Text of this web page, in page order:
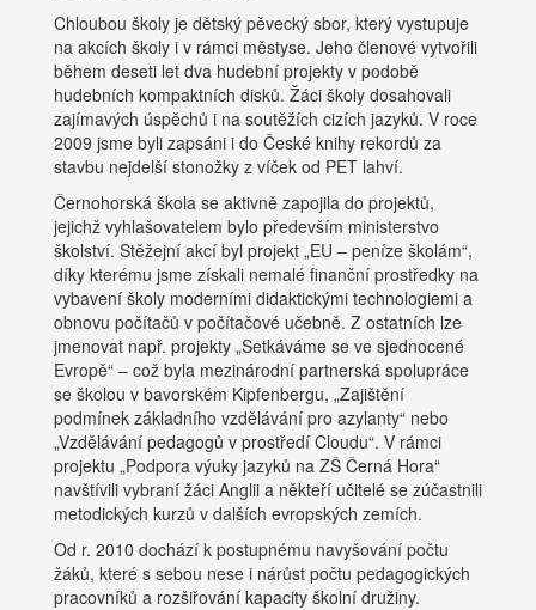
Chloubou školy je dětský pěvecký sbor, který vystupuje
na akcích školy i v rámci městyse. Jeho členové vytvořili
během deseti let dva hudební projekty v podobě
hudebních kompaktních disků. Žáci školy dosahovali
zajímavých úspěchů i na soutěžích cizích jazyků. V roce
2009 jsme byli zapsáni i do České knihy rekordů za
stavbu nejdelší stonožky z víček od PET lahví.
Černohorská škola se aktivně zapojila do projektů,
jejichž vyhlašovatelem bylo především ministerstvo
školství. Stěžejní akcí byl projekt „EU – peníze školám“,
díky kterému jsme získali nemalé finanční prostředky na
vybavení školy moderními didaktickými technologiemi a
obnovu počítačů v počítačové učebně. Z ostatních lze
jmenovat např. projekty „Setkáváme se ve sjednocené
Evropě“ – což byla mezinárodní partnerská spolupráce
se školou v bavorském Kipfenbergu, „Zajištění
podmínek základního vzdělávání pro azylanty“ nebo
„Vzdělávání pedagogů v prostředí Cloudu“. V rámci
projektu „Podpora výuky jazyků na ZŠ Černá Hora“
navštívili vybraní žáci Anglii a někteří učitelé se zúčastnili
metodických kurzů v dalších evropských zemích.
Od r. 2010 dochází k postupnému navyšování počtu
žáků, které s sebou nese i nárůst počtu pedagogických
pracovníků a rozšiřování kapacity školní družiny.